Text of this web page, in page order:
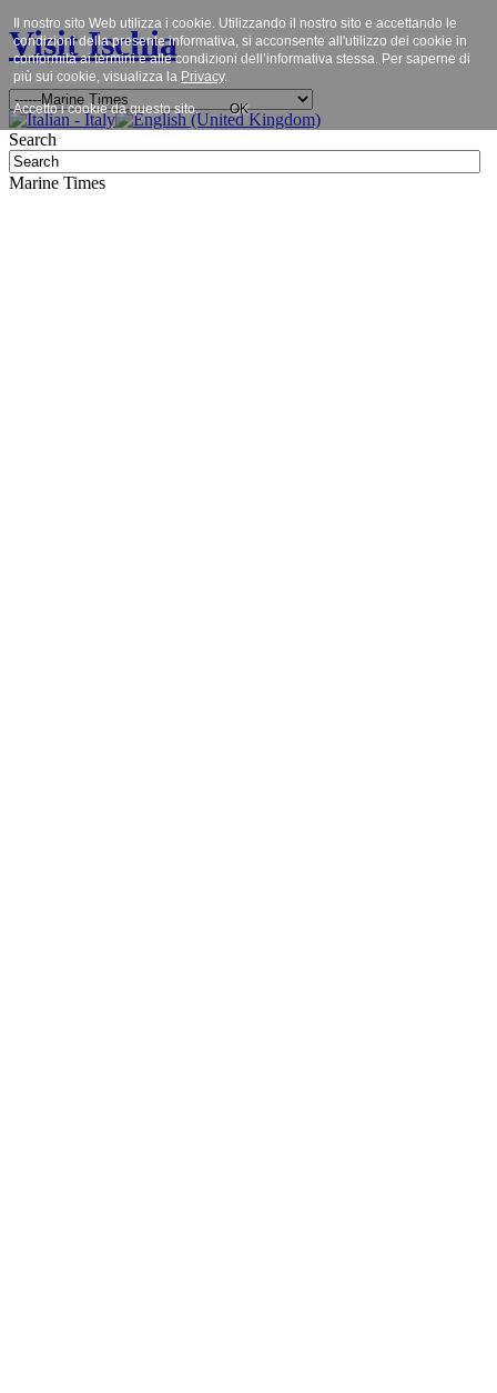
Visit Ischia
Search
Marine Times
Il nostro sito Web utilizza i cookie. Utilizzando il nostro sito e accettando le
condizioni della presente informativa, si acconsente all'utilizzo dei cookie in
conformità ai termini e alle condizioni dell’informativa stessa. Per saperne di
più sui cookie, visualizza la Privacy.
Accetto i cookie da questo sito. OK